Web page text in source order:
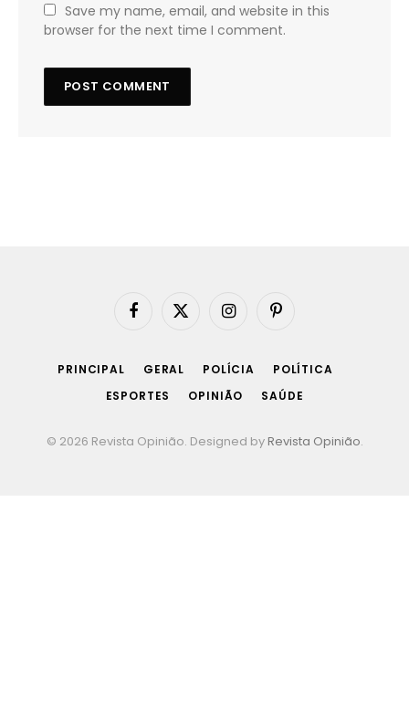
Save my name, email, and website in this
browser for the next time I comment.
Facebook
X
InstagramPinterest
PRINCIPAL GERAL POLÍCIA
POLÍTICA
ESPORTES
OPINIÃO SAÚDE
© 2026 Revista Opinião. Designed by Revista Opinião.